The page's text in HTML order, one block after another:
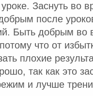
Заснуть во
после
Быть добрым во
что от
плохие
так как это
и лучше